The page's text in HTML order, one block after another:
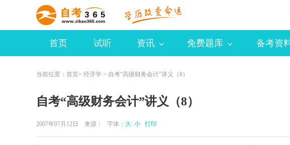
首页 试听 资讯 免费题库 备考资
当前位置： 首页> 经济学 > 自考“高级财务会计”讲义（8）
自考“高级财务会计”讲义（8）
2007年07月12日 来源： 字体： 大 小 打印